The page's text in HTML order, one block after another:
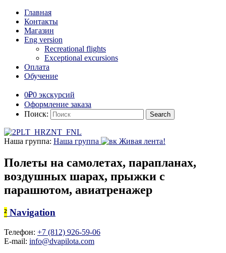
Главная
Контакты
Магазин
Eng version
Recreational flights
Exceptional excursions
Оплата
Обучение
0₽0 экскурсий
Оформление заказа
Поиск:
Наша группа: Наша группа Живая лента!
Полеты на самолетах, парапланах,
воздушных шарах, прыжки с
парашютом, авиатренажер
² Navigation
Телефон: +7 (812) 926-59-06
E-mail: info@dvapilota.com